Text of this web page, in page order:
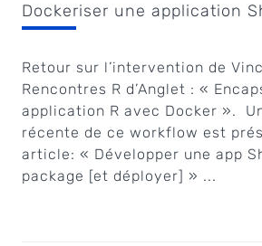
Dockeriser une application
Retour sur l’intervention de
Rencontres R d’Anglet : «
application R avec Docker ».
récente de ce workflow est
article: « Développer une app
package [et déployer] » ...